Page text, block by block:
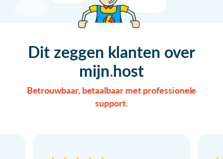
Dit zeggen klanten over
mijn host
Betrouwbaar, betaalbaar met professionele
support.